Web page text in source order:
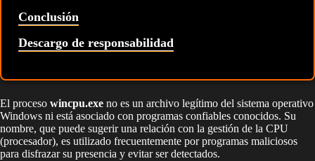
Conclusión
Descargo de responsabilidad
El proceso wincpu.exe no es un archivo legítimo del sistema operativo
Windows ni está asociado con programas confiables conocidos. Su
nombre, que puede sugerir una relación con la gestión de la CPU
(procesador), es utilizado frecuentemente por programas maliciosos
para disfrazar su presencia y evitar ser detectados.